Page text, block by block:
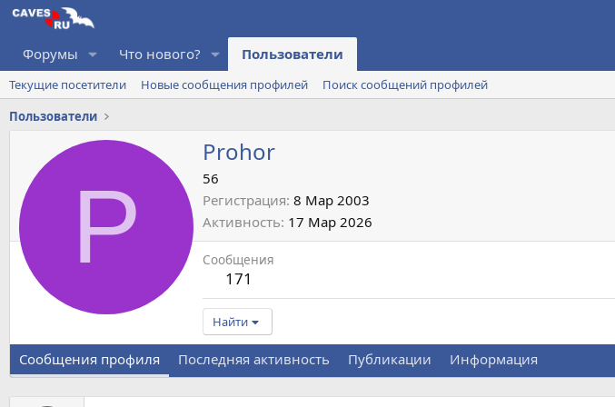
Форумы Что нового? Пользователи
Текущие посетители Новые сообщения профилей
Поиск сообщений профилей
Пользователи
P
Prohor
56
Регистрация 8 Мар 2003
Активность 17 Мар 2026
Сообщения
171
Найти
Сообщения профиля Последняя активность Публикации Информация